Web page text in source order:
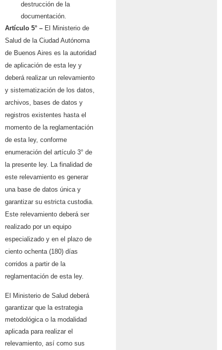
destrucción de la
documentación.
Artículo 5° – El Ministerio de
Salud de la Ciudad Autónoma
de Buenos Aires es la autoridad
de aplicación de esta ley y
deberá realizar un relevamiento
y sistematización de los datos,
archivos, bases de datos y
registros existentes hasta el
momento de la reglamentación
de esta ley, conforme
enumeración del artículo 3° de
la presente ley. La finalidad de
este relevamiento es generar
una base de datos única y
garantizar su estricta custodia.
Este relevamiento deberá ser
realizado por un equipo
especializado y en el plazo de
ciento ochenta (180) días
corridos a partir de la
reglamentación de esta ley.
El Ministerio de Salud deberá
garantizar que la estrategia
metodológica o la modalidad
aplicada para realizar el
relevamiento, así como sus